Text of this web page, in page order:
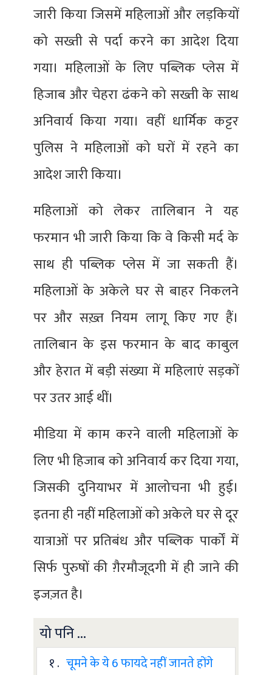
जारी किया जिसमें महिलाओं और लड़कियों
को सख्ती से पर्दा करने का आदेश दिया
गया। महिलाओं के लिए पब्लिक प्लेस में
हिजाब और चेहरा ढंकने को सख्ती के साथ
अनिवार्य किया गया। वहीं धार्मिक कट्टर
पुलिस ने महिलाओं को घरों में रहने का
आदेश जारी किया।
महिलाओं को लेकर तालिबान ने यह
फरमान भी जारी किया कि वे किसी मर्द के
साथ ही पब्लिक प्लेस में जा सकती हैं।
महिलाओं के अकेले घर से बाहर निकलने
पर और सख़्त नियम लागू किए गए हैं।
तालिबान के इस फरमान के बाद काबुल
और हेरात में बड़ी संख्या में महिलाएं सड़कों
पर उतर आई थीं।
मीडिया में काम करने वाली महिलाओं के
लिए भी हिजाब को अनिवार्य कर दिया गया,
जिसकी दुनियाभर में आलोचना भी हुई।
इतना ही नहीं महिलाओं को अकेले घर से दूर
यात्राओं पर प्रतिबंध और पब्लिक पार्कों में
सिर्फ पुरुषों की ग़ैरमौजूदगी में ही जाने की
इजज़त है।
यो पनि ...
१ . चूमने के ये 6 फायदे नहीं जानते होंगे